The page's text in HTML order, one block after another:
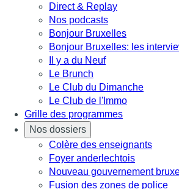
Direct & Replay
Nos podcasts
Bonjour Bruxelles
Bonjour Bruxelles: les
Il y a du Neuf
Le Brunch
Le Club du Dimanche
Le Club de l'Immo
Grille des programmes
Nos dossiers
Colère des enseignants
Foyer anderlechtois
Nouveau gouvernement
Fusion des zones de police